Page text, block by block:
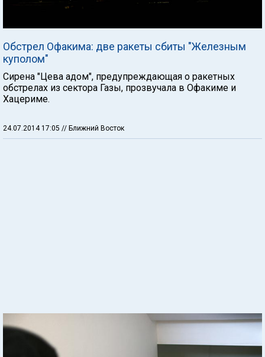
Обстрел Офакима: две ракеты сбиты "Железным
куполом"
Сирена "Цева адом", предупреждающая о ракетных
обстрелах из сектора Газы, прозвучала в Офакиме и
Хацериме.
24.07.2014 17:05 // Ближний Восток